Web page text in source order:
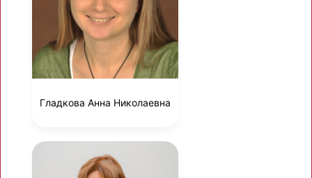
Гладкова Анна Николаевна